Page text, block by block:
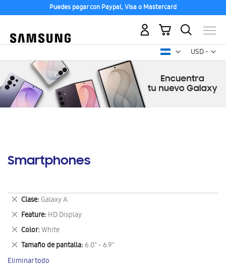
Puedes pagar con Paypal, Visa o Mastercard
USD -
dólar
Mi carrito
Smartphones
Clase Galaxy A
Eliminar
este
artículo
Feature HD Display
Eliminar
este
artículo
Color White
Eliminar
este
artículo
Tamaño de pantalla 6.0" - 6.9"
Eliminar
este
artículo
Eliminar todo